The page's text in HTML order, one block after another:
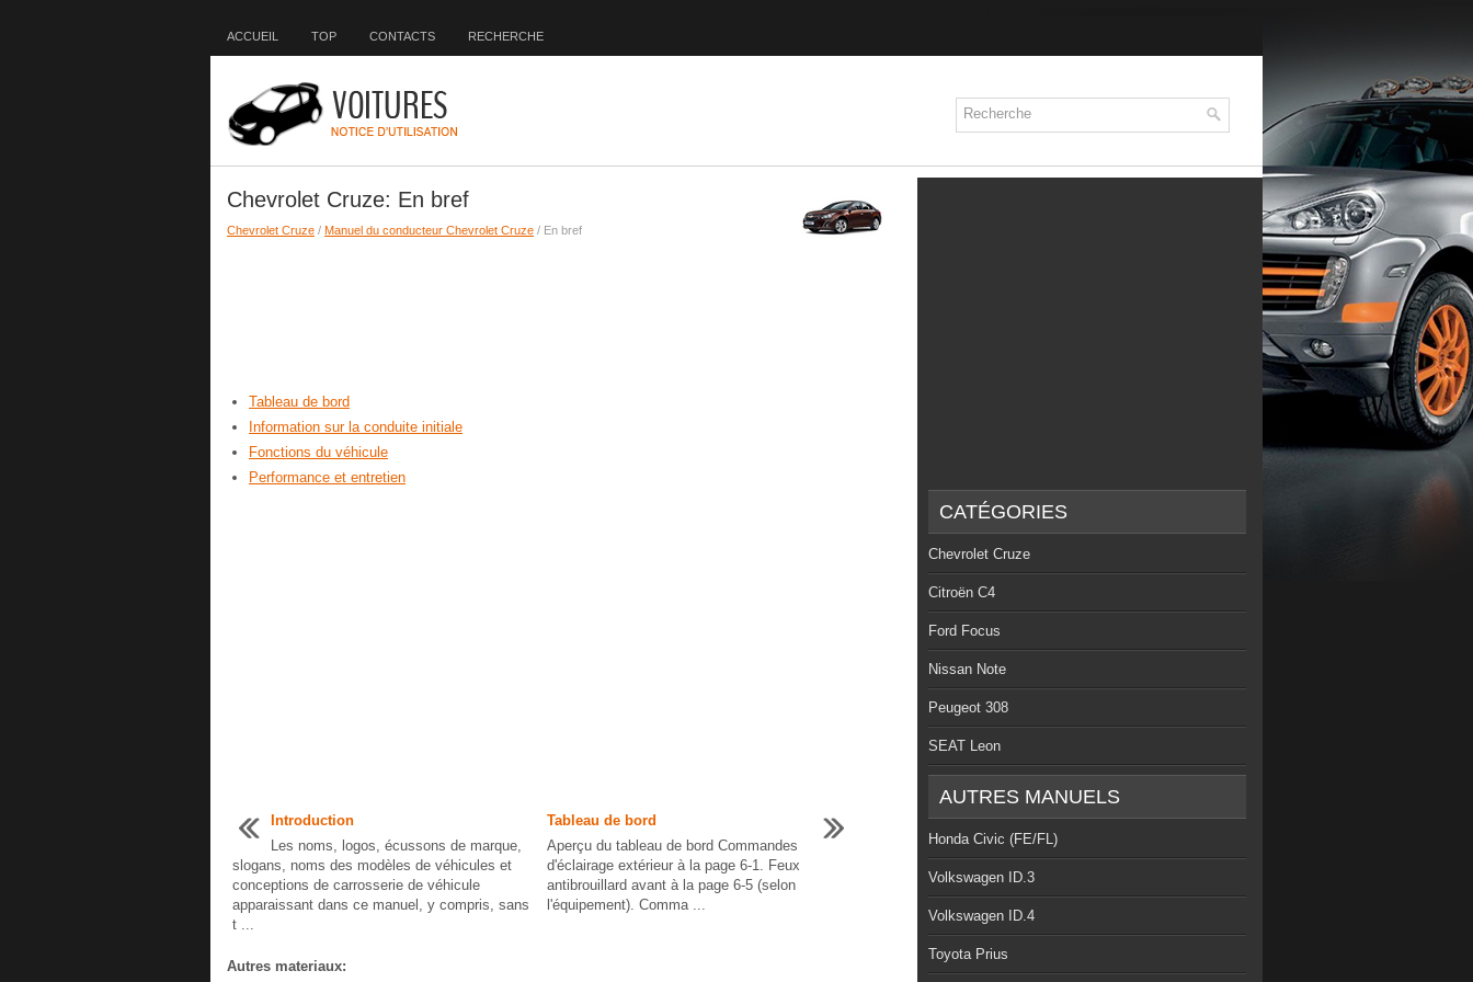
ACCUEIL TOP CONTACTS RECHERCHE
Chevrolet Cruze: En bref
Chevrolet Cruze / Manuel du conducteur Chevrolet Cruze / En bref
Tableau de bord
Information sur la conduite initiale
Fonctions du véhicule
Performance et entretien
Introduction
Les noms, logos, écussons de marque,
slogans, noms des modèles de véhicules et
conceptions de carrosserie de véhicule
apparaissant dans ce manuel, y compris, sans
t ...
Tableau de bord
Aperçu du tableau de bord Commandes
d'éclairage extérieur à la page 6-1. Feux
antibrouillard avant à la page 6-5 (selon
l'équipement). Comma ...
Autres materiaux:
CATÉGORIES
Chevrolet Cruze
Citroën C4
Ford Focus
Nissan Note
Peugeot 308
SEAT Leon
AUTRES MANUELS
Honda Civic (FE/FL)
Volkswagen ID.3
Volkswagen ID.4
Toyota Prius